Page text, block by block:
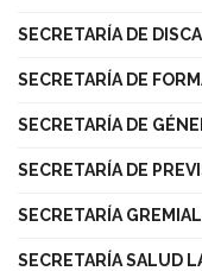
SECRETARÍA DE
SECRETARÍA DE
SECRETARÍA DE
SECRETARÍA DE
SECRETARÍA GREMIAL
SECRETARÍA SALUD